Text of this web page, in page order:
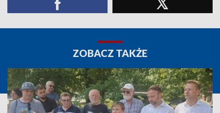
ZOBACZ TAKŻE